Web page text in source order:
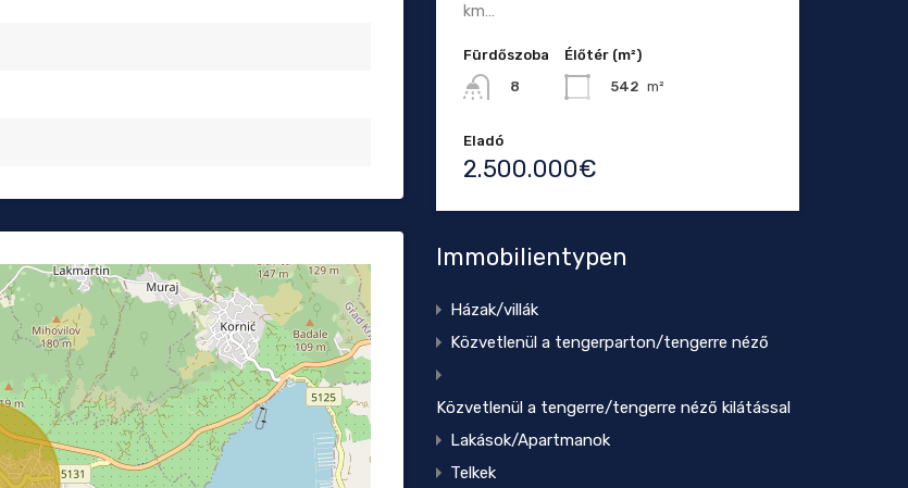
km…
Fürdőszoba
8
Élőtér (m²)
542 m²
Eladó
2.500.000€
Immobilientypen
Házak/villák
Közvetlenül a tengerparton/tengerre néző
Közvetlenül a tengerre/tengerre néző kilátással
Lakások/Apartmanok
Telkek